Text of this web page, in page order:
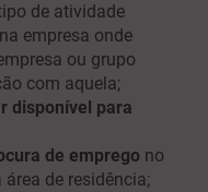
de atividade
empresa onde
ou grupo
com aquela;
disponível para
de emprego no
área de residência;